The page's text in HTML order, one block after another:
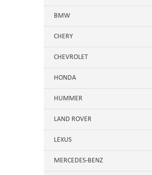
BMW
CHERY
CHEVROLET
HONDA
HUMMER
LAND ROVER
LEXUS
MERCEDES-BENZ